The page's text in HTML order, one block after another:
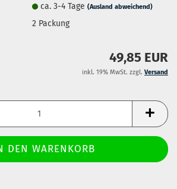
ca. 3-4 Tage(Ausland abweichend)
2 Packung
49,85 EUR
inkl. 19% MwSt. zzgl. Versand